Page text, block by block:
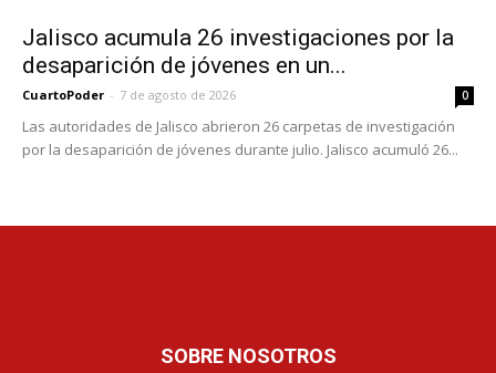
Jalisco acumula 26 investigaciones por la
desaparición de jóvenes en un...
CuartoPoder - 7 de agosto de 2026 0
Las autoridades de Jalisco abrieron 26 carpetas de investigación
por la desaparición de jóvenes durante julio. Jalisco acumuló 26...
SOBRE NOSOTROS